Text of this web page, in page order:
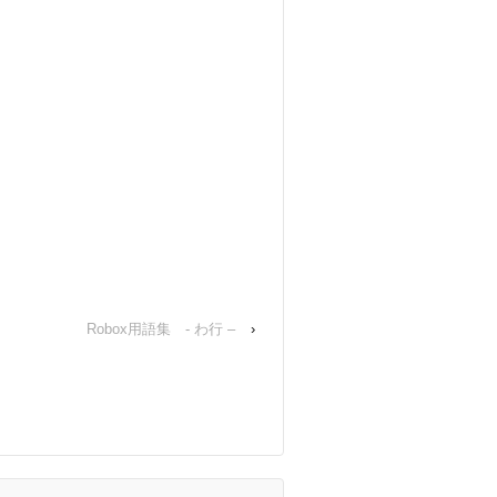
Robox用語集 - わ行 – ›